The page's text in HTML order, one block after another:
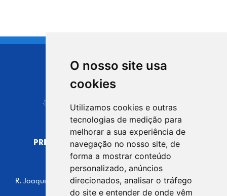
O nosso site usa
cookies
Utilizamos cookies e outras
tecnologias de medição para
melhorar a sua experiência de
navegação no nosso site, de
forma a mostrar conteúdo
personalizado, anúncios
direcionados, analisar o tráfego
do site e entender de onde vêm
CIDADE DE
Carapicuíba
PREFEITURA MUNICIPAL DE CARAPICUÍBA
CNPJ: 44.892.693/0001-40
CENTRO ADMINISTRATIVO
R. Joaquim das Neves, 211 - Vila Caldas, Carapicuíba/SP
CEP: 06310-030, Brasil